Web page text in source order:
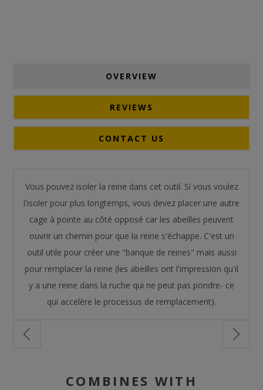
OVERVIEW
REVIEWS
CONTACT US
Vous pouvez isoler la reine dans cet outil. Si vous voulez
l'isoler pour plus longtemps, vous devez placer une autre
cage à pointe au côté opposé car les abeilles peuvent
ouvrir un chemin pour que la reine s'échappe. C'est un
outil utile pour créer une "banque de reines" mais aussi
pour remplacer la reine (les abeilles ont l'impression qu'il
y a une reine dans la ruche qui ne peut pas pondre- ce
qui accelère le processus de remplacement).
COMBINES WITH